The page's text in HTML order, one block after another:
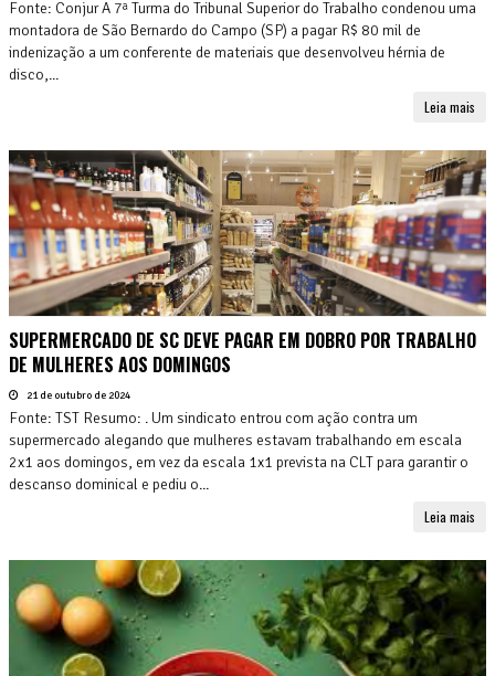
Fonte: Conjur A 7ª Turma do Tribunal Superior do Trabalho condenou uma
montadora de São Bernardo do Campo (SP) a pagar R$ 80 mil de
indenização a um conferente de materiais que desenvolveu hérnia de
disco,...
Leia mais
SUPERMERCADO DE SC DEVE PAGAR EM DOBRO POR TRABALHO
DE MULHERES AOS DOMINGOS
21 de outubro de 2024
Fonte: TST Resumo: . Um sindicato entrou com ação contra um
supermercado alegando que mulheres estavam trabalhando em escala
2x1 aos domingos, em vez da escala 1x1 prevista na CLT para garantir o
descanso dominical e pediu o...
Leia mais